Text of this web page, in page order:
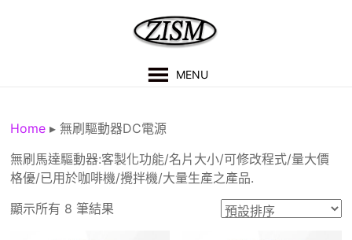
科
技
有
限
MENU
Home ▸ 無刷驅動器DC電源
無刷馬達驅動器:客製化功能/名片大小/可修改程式/量大價
格優/已用於咖啡機/攪拌機/大量生產之產品.
顯示所有 8 筆結果